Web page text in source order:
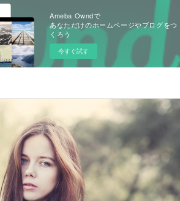
Ameba Owndで
あなただけのホームページやブログをつ
くろう
今すぐ試す